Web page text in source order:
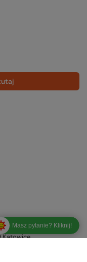
Katowice
Masz pytanie? Kliknij!